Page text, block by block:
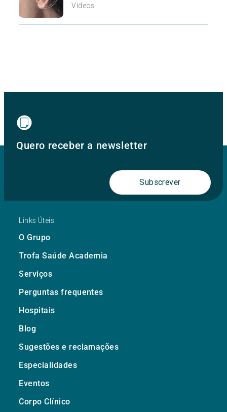
Vídeos
Quero receber a newsletter
Subscrever
Links Úteis
O Grupo
Trofa Saúde Academia
Serviços
Perguntas frequentes
Hospitais
Blog
Sugestões e reclamações
Especialidades
Eventos
Corpo Clínico